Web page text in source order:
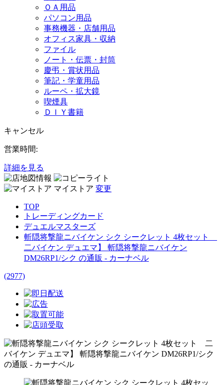
ＯＡ用品
パソコン用品
事務機器・店舗用品
オフィス家具・収納
ファイル
ノート・伝票・封筒
慶弔・賞状用品
筆記・学童用品
ルーペ・拡大鏡
喫煙具
ＤＩＹ書籍
キャンセル
営業時間:
詳細を見る
マイストア 変更
TOP
トレーディングカード
デュエルマスターズ
斬隠将撃龍ニバイケン シク シークレット 4枚セット
二バイケン デュエマ】 斬隠将撃龍ニバイケン
DM26RP1/シク の通販 - カーナベル
(2977)